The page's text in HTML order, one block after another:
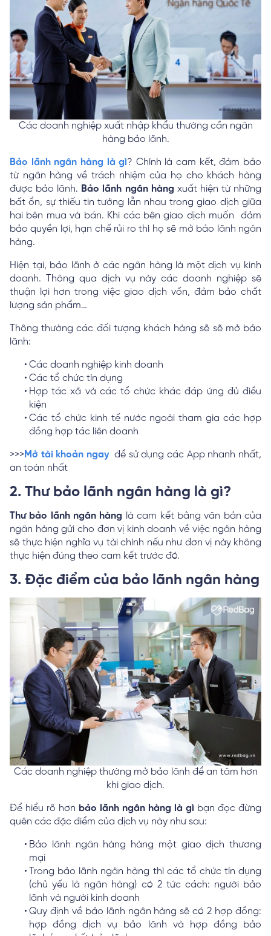
Các doanh nghiệp xuất nhập khẩu thường cần ngân
hàng bảo lãnh.
Bảo lãnh ngân hàng là gì? Chính là cam kết, đảm bảo
từ ngân hàng về trách nhiệm của họ cho khách hàng
được bảo lãnh. Bảo lãnh ngân hàng xuất hiện từ những
bất ổn, sự thiếu tin tưởng lẫn nhau trong giao dịch giữa
hai bên mua và bán. Khi các bên giao dịch muốn đảm
bảo quyền lợi, hạn chế rủi ro thì họ sẽ mở bảo lãnh ngân
hàng.
Hiện tại, bảo lãnh ở các ngân hàng là một dịch vụ kinh
doanh. Thông qua dịch vụ này các doanh nghiệp sẽ
thuận lợi hơn trong việc giao dịch vốn, đảm bảo chất
lượng sản phẩm…
Thông thường các đối tượng khách hàng sẽ sẽ mở bảo
lãnh:
Các doanh nghiệp kinh doanh
Các tổ chức tín dụng
Hợp tác xã và các tổ chức khác đáp ứng đủ điều
kiện
Các tổ chức kinh tế nước ngoài tham gia các hợp
đồng hợp tác liên doanh
>>>Mở tài khoản ngay để sử dụng các App nhanh nhất,
an toàn nhất
2. Thư bảo lãnh ngân hàng là gì?
Thư bảo lãnh ngân hàng là cam kết bằng văn bản của
ngân hàng gửi cho đơn vị kinh doanh về việc ngân hàng
sẽ thực hiện nghĩa vụ tài chính nếu như đơn vị này không
thực hiện đúng theo cam kết trước đó.
3. Đặc điểm của bảo lãnh ngân hàng
Các doanh nghiệp thường mở bảo lãnh để an tâm hơn
khi giao dịch.
Để hiểu rõ hơn bảo lãnh ngân hàng là gì bạn đọc đừng
quên các đặc điểm của dịch vụ này như sau:
Bảo lãnh ngân hàng hàng một giao dịch thương
mại
Trong bảo lãnh ngân hàng thì các tổ chức tín dụng
(chủ yếu là ngân hàng) có 2 tức cách: người bảo
lãnh và người kinh doanh
Quy định về bảo lãnh ngân hàng sẽ có 2 hợp đồng:
hợp đồng dịch vụ bảo lãnh và hợp đồng bảo